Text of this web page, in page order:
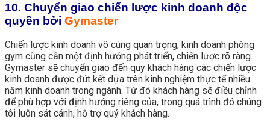
10. Chuyển giao chiến lược kinh doanh độc
quyền bởi Gymaster
Chiến lược kinh doanh vô cùng quan trọng, kinh doanh phòng
gym cũng cần một định hướng phát triển, chiến lược rõ ràng.
Gymaster sẽ chuyển giao đến quy khách hàng các chiến lược
kinh doanh được đút kết dựa trên kinh nghiệm thực tế nhiều
năm kinh doanh trong ngành. Từ đó khách hàng sẽ điều chỉnh
để phù hợp với định hướng riêng của, trong quá trình đó chúng
tôi luôn sát cánh, hỗ trợ quý khách hàng.